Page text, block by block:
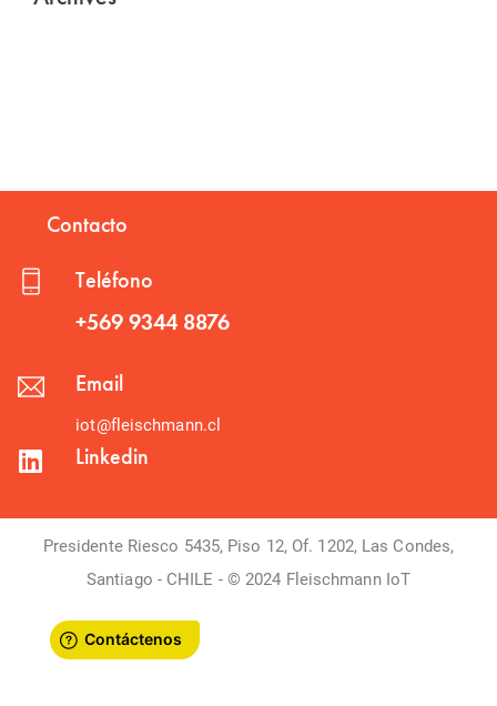
Contacto
Teléfono
+569 9344 8876
Email
iot@fleischmann.cl
Linkedin
Presidente Riesco 5435, Piso 12, Of. 1202, Las Condes,
Santiago - CHILE - © 2024 Fleischmann IoT